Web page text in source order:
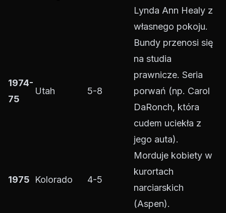
Lynda Ann Healy z
własnego pokoju.
1974-
75
Utah 5-8
Bundy przenosi się
na studia
prawnicze. Seria
porwań (np. Carol
DaRonch, która
cudem uciekła z
jego auta).
1975 Kolorado 4-5
Morduje kobiety w
kurortach
narciarskich
(Aspen).